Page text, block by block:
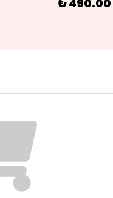
₺ 490.00